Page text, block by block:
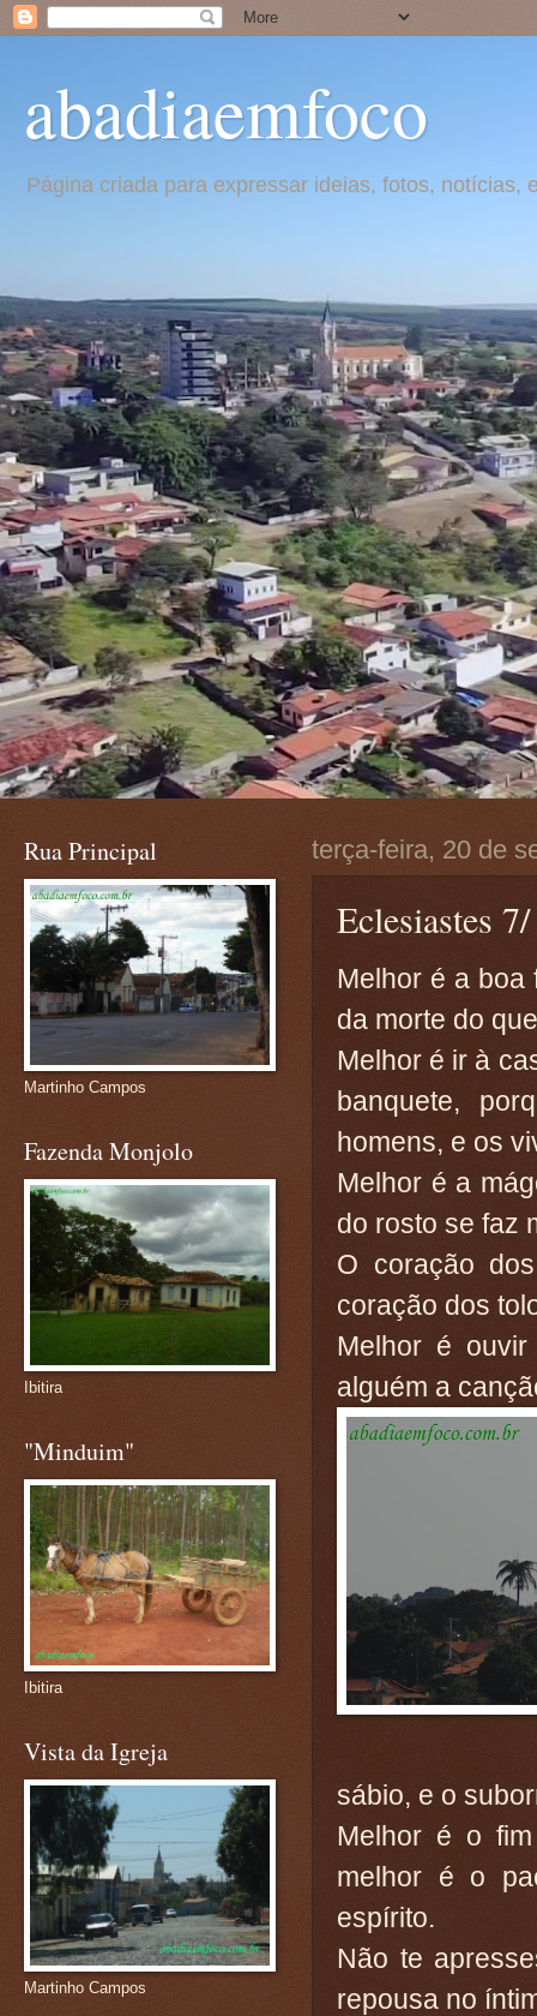
abadiaemfoco
Página criada para expressar ideias, fotos,
terça-feira, 20 de
Eclesiastes
Melhor é a boa
da morte do
Melhor é ir à
banquete,
homens, e os
Melhor é a
do rosto se faz
O coração
coração dos
Melhor é
alguém a
sábio, e o
Melhor é o
melhor é o
espírito.
Não te
repousa no
Rua Principal
Martinho Campos
Fazenda Monjolo
Ibitira
"Minduim"
Ibitira
Vista da Igreja
Martinho Campos